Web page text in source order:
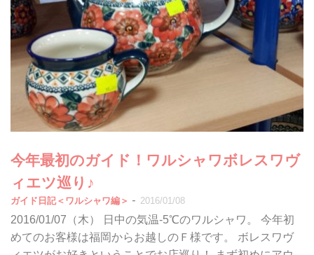
今年最初のガイド！ワルシャワボレスワヴ
ィエツ巡り♪
ガイド日記＜ワルシャワ編＞ - 2016/01/08
2016/01/07（木） 日中の気温-5℃のワルシャワ。 今年初
めてのお客様は福岡からお越しのＦ様です。 ボレスワヴ